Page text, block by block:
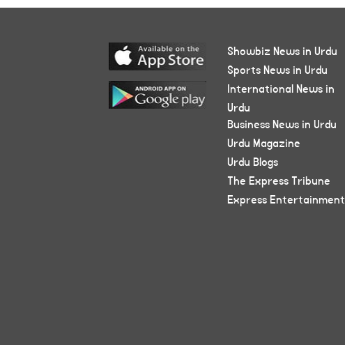
Showbiz News in Urdu
Sports News in Urdu
International News in
Urdu
Business News in Urdu
Urdu Magazine
Urdu Blogs
The Express Tribune
Express Entertainment